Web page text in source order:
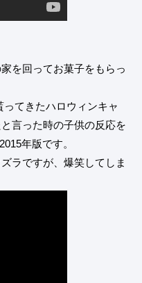
を回ってお菓子をもらっ
てきたハロウィンキャ
言った時の子供の反応を
年版です。
ラですが、爆笑してしま